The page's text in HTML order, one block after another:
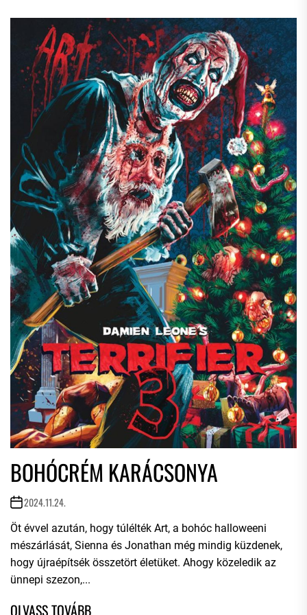
BOHÓCRÉM KARÁCSONYA
2024.11.24.
Öt évvel azután, hogy túlélték Art, a bohóc halloweeni
mészárlását, Sienna és Jonathan még mindig küzdenek,
hogy újraépítsék összetört életüket. Ahogy közeledik az
ünnepi szezon,...